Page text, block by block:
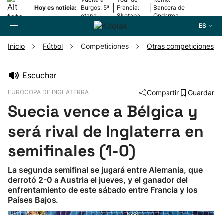
Hoy es noticia:
Burgos: 5ª
etapa
Francia:
8ª etapa
Bandera de
Ondarroa
ES
Pelota
Remo
Baloncesto
Ciclismo
Inicio Fútbol Competiciones Otras competiciones
Escuchar
EUROCOPA DE INGLATERRA Compartir Guardar
Suecia vence a Bélgica y
será rival de Inglaterra en
semifinales (1-0)
La segunda semifinal se jugará entre Alemania, que
derrotó 2-0 a Austria el jueves, y el ganador del
enfrentamiento de este sábado entre Francia y los
Países Bajos.